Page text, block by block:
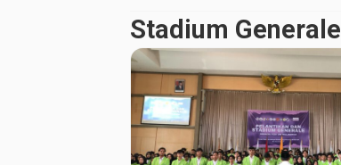
Stadium Generale